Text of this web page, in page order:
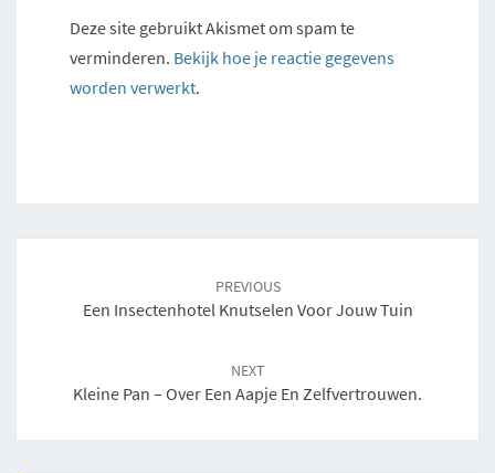
Deze site gebruikt Akismet om spam te
verminderen. Bekijk hoe je reactie gegevens
worden verwerkt.
PREVIOUS
Een Insectenhotel Knutselen Voor Jouw Tuin
NEXT
Kleine Pan – Over Een Aapje En Zelfvertrouwen.